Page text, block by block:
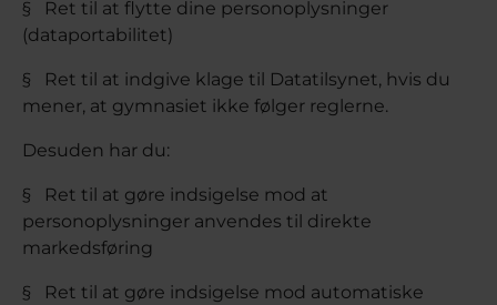
§ Ret til at flytte dine personoplysninger
(dataportabilitet)
§ Ret til at indgive klage til Datatilsynet, hvis du
mener, at gymnasiet ikke følger reglerne.
Desuden har du:
§ Ret til at gøre indsigelse mod at
personoplysninger anvendes til direkte
markedsføring
§ Ret til at gøre indsigelse mod automatiske